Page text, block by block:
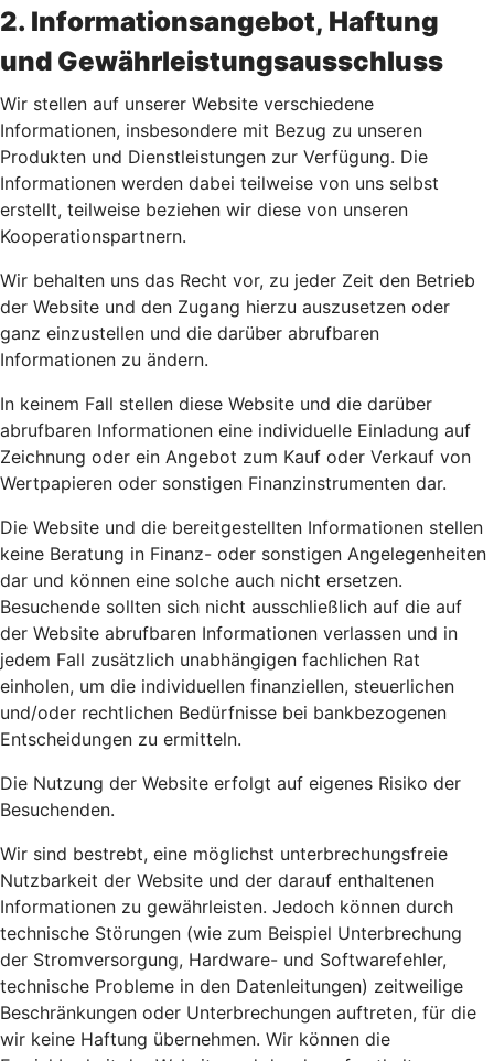
2. Informationsangebot, Haftung
und Gewährleistungsausschluss
Wir stellen auf unserer Website verschiedene
Informationen, insbesondere mit Bezug zu unseren
Produkten und Dienstleistungen zur Verfügung. Die
Informationen werden dabei teilweise von uns selbst
erstellt, teilweise beziehen wir diese von unseren
Kooperationspartnern.
Wir behalten uns das Recht vor, zu jeder Zeit den Betrieb
der Website und den Zugang hierzu auszusetzen oder
ganz einzustellen und die darüber abrufbaren
Informationen zu ändern.
In keinem Fall stellen diese Website und die darüber
abrufbaren Informationen eine individuelle Einladung auf
Zeichnung oder ein Angebot zum Kauf oder Verkauf von
Wertpapieren oder sonstigen Finanzinstrumenten dar.
Die Website und die bereitgestellten Informationen stellen
keine Beratung in Finanz- oder sonstigen Angelegenheiten
dar und können eine solche auch nicht ersetzen.
Besuchende sollten sich nicht ausschließlich auf die auf
der Website abrufbaren Informationen verlassen und in
jedem Fall zusätzlich unabhängigen fachlichen Rat
einholen, um die individuellen finanziellen, steuerlichen
und/oder rechtlichen Bedürfnisse bei bankbezogenen
Entscheidungen zu ermitteln.
Die Nutzung der Website erfolgt auf eigenes Risiko der
Besuchenden.
Wir sind bestrebt, eine möglichst unterbrechungsfreie
Nutzbarkeit der Website und der darauf enthaltenen
Informationen zu gewährleisten. Jedoch können durch
technische Störungen (wie zum Beispiel Unterbrechung
der Stromversorgung, Hardware- und Softwarefehler,
technische Probleme in den Datenleitungen) zeitweilige
Beschränkungen oder Unterbrechungen auftreten, für die
wir keine Haftung übernehmen. Wir können die